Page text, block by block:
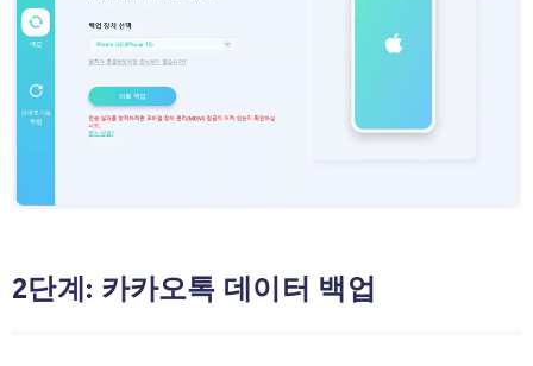
2단계: 카카오톡 데이터 백업